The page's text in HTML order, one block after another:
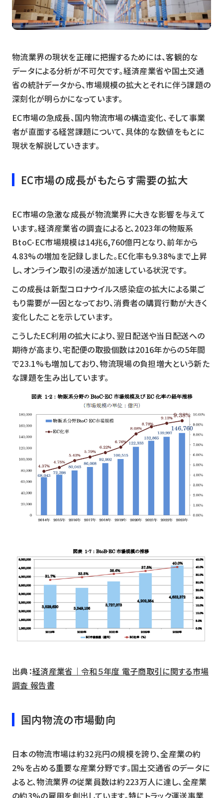
物流業界の現状を正確に把握するためには、客観的な
データによる分析が不可欠です。経済産業省や国土交通
省の統計データから、市場規模の拡大とそれに伴う課題の
深刻化が明らかになっています。
EC市場の急成長、国内物流市場の構造変化、そして事業
者が直面する経営課題について、具体的な数値をもとに
現状を解説していきます。
EC市場の成長がもたらす需要の拡大
EC市場の急激な成長が物流業界に大きな影響を与えて
います。経済産業省の調査によると、2023年の物販系
BtoC-EC市場規模は14兆6,760億円となり、前年から
4.83%の増加を記録しました。EC化率も9.38%まで上昇
し、オンライン取引の浸透が加速している状況です。
この成長は新型コロナウイルス感染症の拡大による巣ご
もり需要が一因となっており、消費者の購買行動が大きく
変化したことを示しています。
こうしたEC利用の拡大により、翌日配送や当日配送への
期待が高まり、宅配便の取扱個数は2016年からの5年間
で23.1%も増加しており、物流現場の負担増大という新た
な課題を生み出しています。
出典：経済産業省｜令和５年度 電子商取引に関する市場
調査 報告書
国内物流の市場動向
日本の物流市場は約32兆円の規模を誇り、全産業の約
2%を占める重要な産業分野です。国土交通省のデータに
よると、物流業界の従業員数は約223万人に達し、全産業